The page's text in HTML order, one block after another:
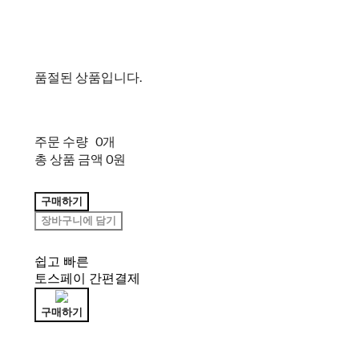
품절된 상품입니다.
주문 수량 0개
총 상품 금액 0원
구매하기
장바구니에 담기
쉽고 빠른
토스페이 간편결제
구매하기